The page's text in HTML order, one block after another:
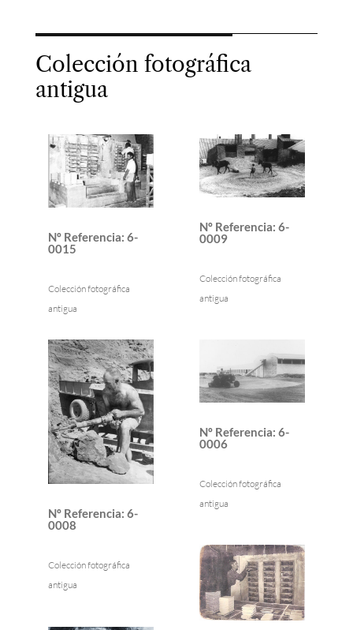
Colección fotográfica
antigua
Nº Referencia:6-
0015
Colección fotográfica
antigua
Nº Referencia:6-
0009
Colección fotográfica
antigua
Nº Referencia:6-
0008
Colección fotográfica
antigua
Nº Referencia:6-
0006
Colección fotográfica
antigua